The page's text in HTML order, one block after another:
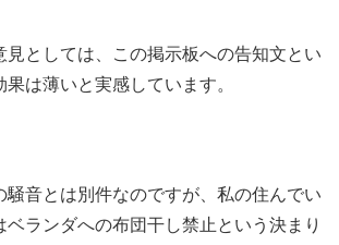
見としては、この掲示板への告知文とい
果は薄いと実感しています。
騒音とは別件なのですが、私の住んでい
ベランダへの布団干し禁止という決まり